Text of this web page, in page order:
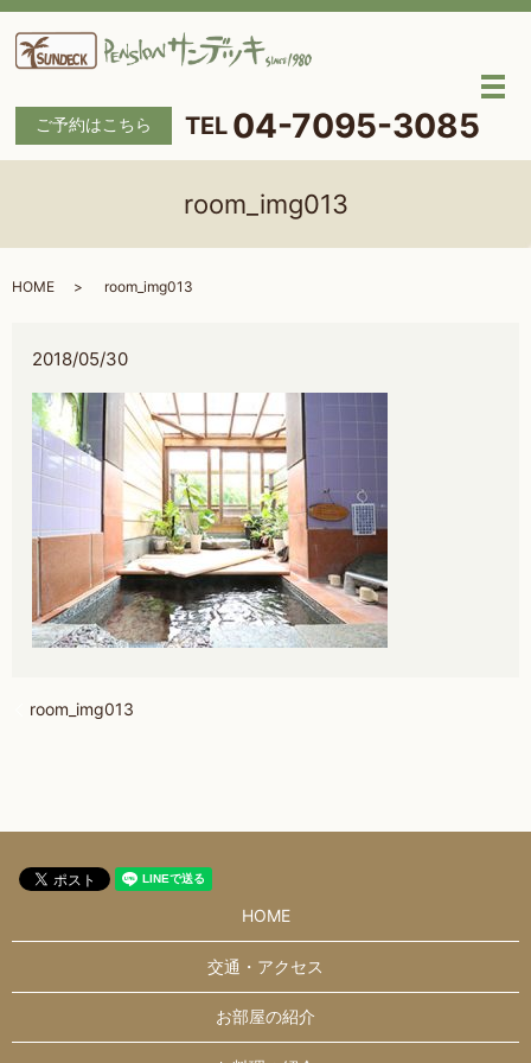
メ
ご予約はこちら
04-7095-3085
room_img013
HOME room_img013
2018/05/30
room_img013
HOME
交通・アクセス
お部屋の紹介